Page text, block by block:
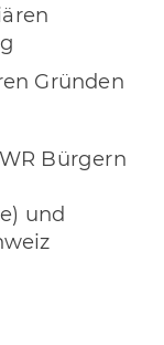
Gründen
Bürgern
und